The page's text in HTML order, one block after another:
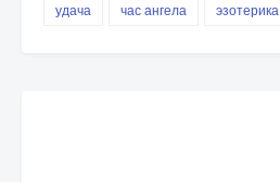
удача
час ангела эзотерика